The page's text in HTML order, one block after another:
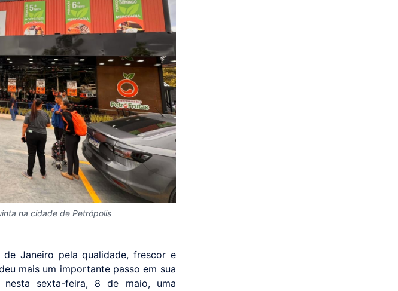
na cidade de Petrópolis
de Janeiro pela qualidade, frescor e
mais um importante passo em sua
nesta sexta-feira, 8 de maio, uma